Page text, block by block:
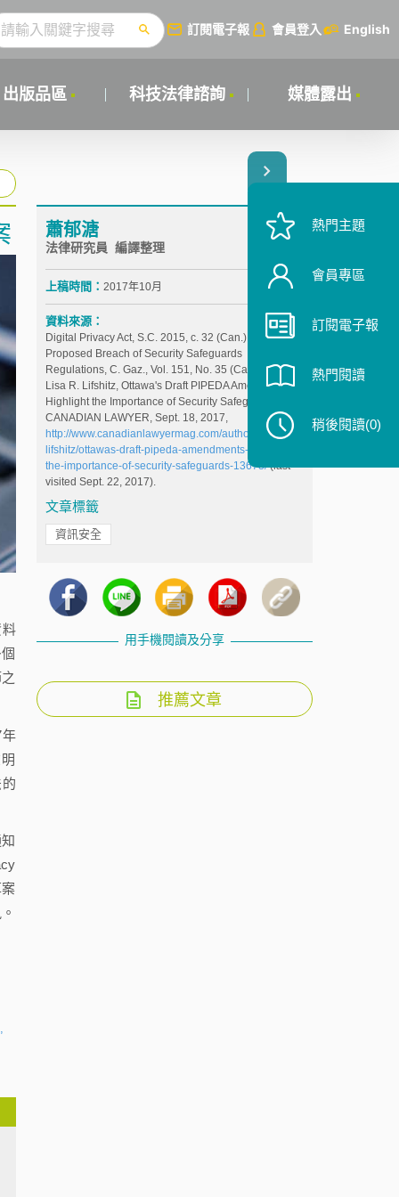
訂閱電子報 會員登入 English
出版品區 科技法律諮詢 媒體露出
蕭郁溏
法律研究員 編譯整理
上稿時間： 2017年10月
資料來源：
Digital Privacy Act, S.C. 2015, c. 32 (Can.).
Proposed Breach of Security Safeguards
Regulations, C. Gaz., Vol. 151, No. 35 (Can.).
Lisa R. Lifshitz, Ottawa's Draft PIPEDA Amendments
Highlight the Importance of Security Safeguards,
CANADIAN LAWYER, Sept. 18, 2017,
http://www.canadianlawyermag.com/author/lisa-r-
lifshitz/ottawas-draft-pipeda-amendments-highlight-
the-importance-of-security-safeguards-13673/(last
visited Sept. 22, 2017).
文章標籤
資訊安全
用手機閱讀及分享
推薦文章
熱門主題
會員專區
訂閱電子報
熱門閱讀
稍後閱讀(0)